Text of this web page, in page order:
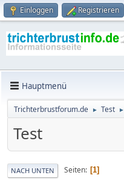
Einloggen Registrieren
Hauptmenü
Trichterbrustforum.de ► Test ►
Test
NACH UNTEN Seiten 1